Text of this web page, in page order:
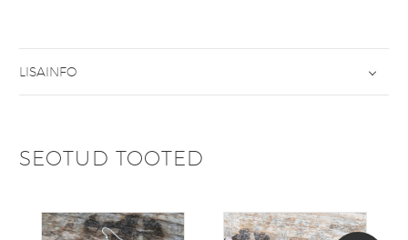
LISAINFO
SEOTUD TOOTED